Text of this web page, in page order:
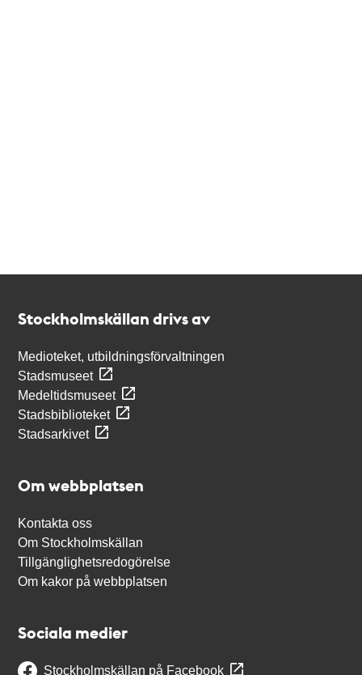
Stockholmskällan drivs av
Medioteket, utbildningsförvaltningen
Stadsmuseet
Medeltidsmuseet
Stadsbiblioteket
Stadsarkivet
Om webbplatsen
Kontakta oss
Om Stockholmskällan
Tillgänglighetsredogörelse
Om kakor på webbplatsen
Sociala medier
Stockholmskällan på Facebook